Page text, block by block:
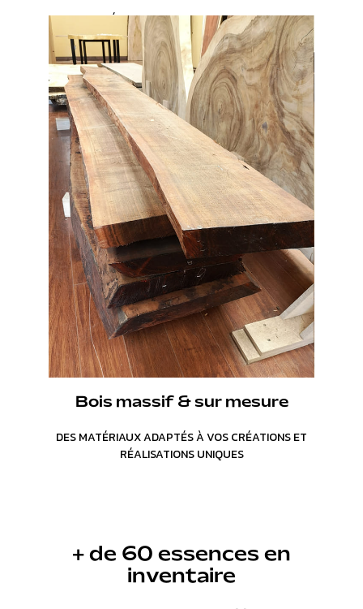
DES MATÉRIAUX NOBLES CHOISIS POUR LEUR
CARACTÈRE ET LEUR QUALITÉ
Bois massif & sur mesure
DES MATÉRIAUX ADAPTÉS À VOS CRÉATIONS ET
RÉALISATIONS UNIQUES
+ de 60 essences en
inventaire